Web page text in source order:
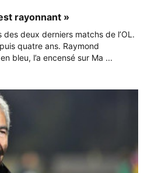
rayonnant »
deux derniers matchs de l’OL.
quatre ans. Raymond
bleu, l’a encensé sur Ma ...